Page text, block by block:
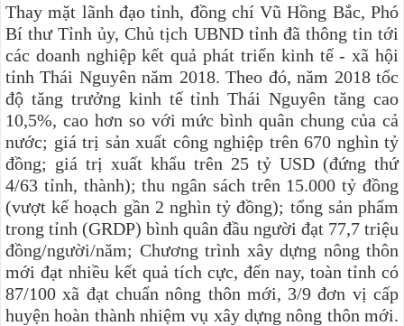
Thay mặt lãnh đạo tỉnh, đồng chí Vũ Hồng Bắc, Phó
Bí thư Tỉnh ủy, Chủ tịch UBND tỉnh đã thông tin tới
các doanh nghiệp kết quả phát triển kinh tế - xã hội
tỉnh Thái Nguyên năm 2018. Theo đó, năm 2018 tốc
độ tăng trưởng kinh tế tỉnh Thái Nguyên tăng cao
10,5%, cao hơn so với mức bình quân chung của cả
nước; giá trị sản xuất công nghiệp trên 670 nghìn tỷ
đồng; giá trị xuất khẩu trên 25 tỷ USD (đứng thứ
4/63 tỉnh, thành); thu ngân sách trên 15.000 tỷ đồng
(vượt kế hoạch gần 2 nghìn tỷ đồng); tổng sản phẩm
trong tỉnh (GRDP) bình quân đầu người đạt 77,7 triệu
đồng/người/năm; Chương trình xây dựng nông thôn
mới đạt nhiều kết quả tích cực, đến nay, toàn tỉnh có
87/100 xã đạt chuẩn nông thôn mới, 3/9 đơn vị cấp
huyện hoàn thành nhiệm vụ xây dựng nông thôn mới.